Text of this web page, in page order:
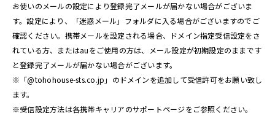
お使いのメールの設定により登録完了メールが届かない場合がございま
す。設定により、「迷惑メール」フォルダに入る場合がございますのでご
確認ください。携帯メールを設定される場合、ドメイン指定受信設定をさ
れている方、またはauをご使用の方は、メール設定が初期設定のままです
と登録完了メールが届かない場合がございます。
※「@tohohouse-sts.co.jp」のドメインを追加して受信許可をお願い致し
ます。
※受信設定方法は各携帯キャリアのサポートページをご参照ください。